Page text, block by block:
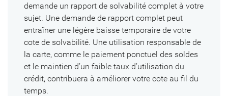
demande un rapport de solvabilité complet à votre
sujet. Une demande de rapport complet peut
entraîner une légère baisse temporaire de votre
cote de solvabilité. Une utilisation responsable de
la carte, comme le paiement ponctuel des soldes
et le maintien d’un faible taux d’utilisation du
crédit, contribuera à améliorer votre cote au fil du
temps.